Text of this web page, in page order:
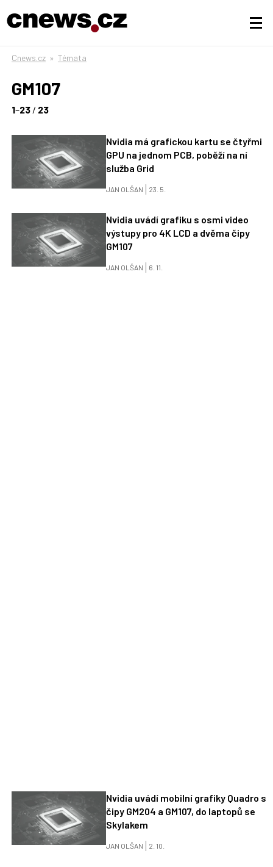
Cnews.cz » Témata
GM107
1–23/ 23
Nvidia má grafickou kartu se čtyřmi
GPU na jednom PCB, poběží na ní
služba Grid
JAN OLŠAN 23. 5.
Nvidia uvádí grafiku s osmi video
výstupy pro 4K LCD a dvěma čipy
GM107
JAN OLŠAN 6. 11.
Nvidia uvádí mobilní grafiky Quadro s
čipy GM204 a GM107, do laptopů se
Skylakem
JAN OLŠAN 2. 10.